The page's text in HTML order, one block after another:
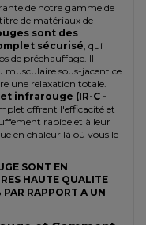
de notre gamme de
de matériaux de
sont des
sécurisé , qui
de préchauffage. Il
musculaire sous-jacent ce
une relaxation totale.
infrarouge (IR-C -
offrent l'efficacité et
rapide et à leur
en chaleur là où vous le
SONT EN
HAUTE QUALITE
PAR RAPPORT A UN